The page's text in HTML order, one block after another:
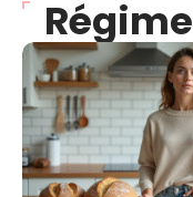
Régime